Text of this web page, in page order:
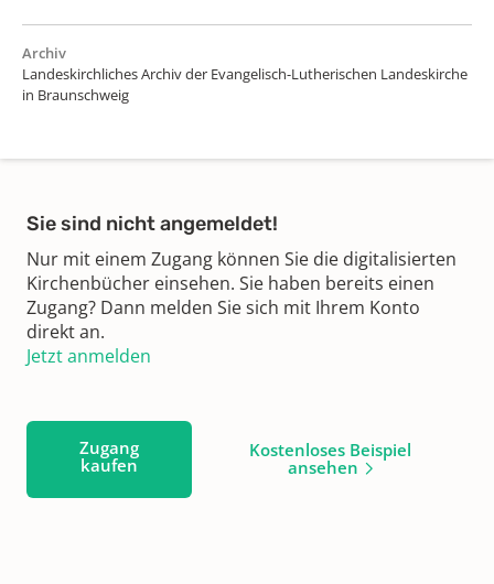
Archiv
Landeskirchliches Archiv der Evangelisch-Lutherischen Landeskirche
in Braunschweig
Sie sind nicht angemeldet!
Nur mit einem Zugang können Sie die digitalisierten
Kirchenbücher einsehen. Sie haben bereits einen
Zugang? Dann melden Sie sich mit Ihrem Konto
direkt an.
Jetzt anmelden
Zugang
kaufen
Kostenloses Beispiel
ansehen